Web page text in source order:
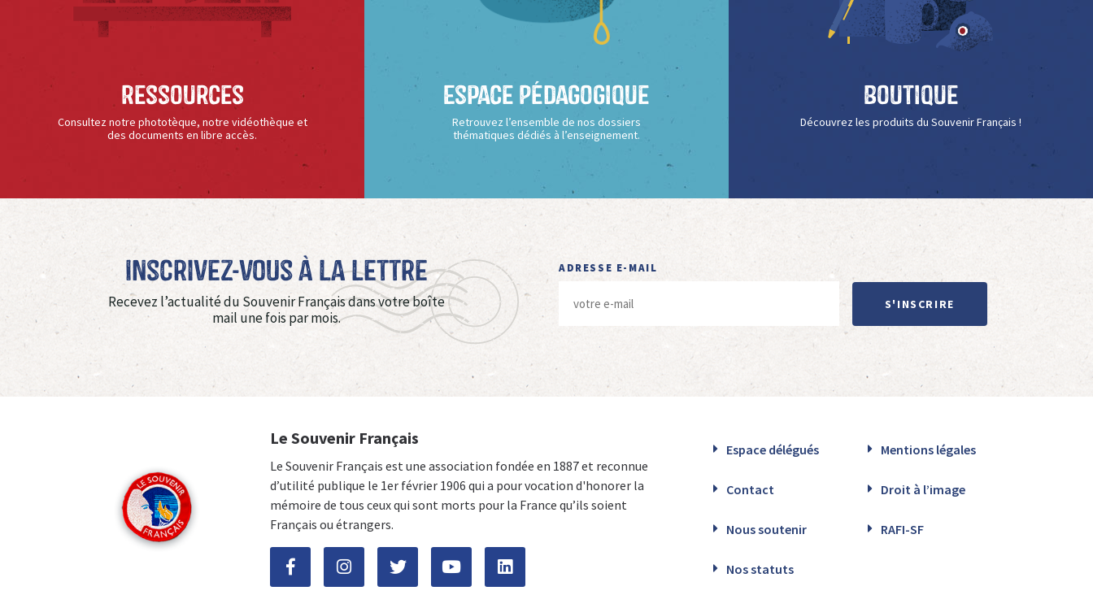
Ressources
Consultez notre phototèque, notre vidéothèque et
des documents en libre accès.
Espace Pédagogique
Retrouvez l’ensemble de nos dossiers
thématiques dédiés à l’enseignement.
Boutique
Découvrez les produits du Souvenir Français !
Inscrivez-vous à La Lettre
Recevez l’actualité du Souvenir Français dans votre boîte
mail une fois par mois.
ADRESSE E-MAIL
S'INSCRIRE
Le Souvenir Français
Le Souvenir Français est une association fondée en 1887 et reconnue
d’utilité publique le 1er février 1906 qui a pour vocation d'honorer la
mémoire de tous ceux qui sont morts pour la France qu’ils soient
Français ou étrangers.
Espace délégués Mentions légales
Contact Droit à l’image
Nous soutenir RAFI-SF
Nos statuts